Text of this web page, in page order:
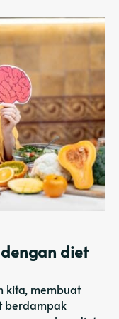
diet
kita, membuat
berdampak